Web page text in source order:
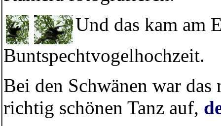
Und das kam am
Buntspechtvogelhochzeit.
Bei den Schwänen war
richtig schönen Tanz auf,